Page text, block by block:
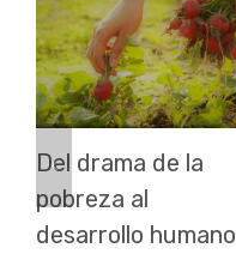
Del drama de la
pobreza al
desarrollo humano